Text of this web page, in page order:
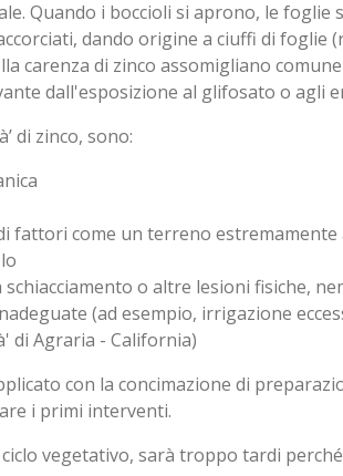
Quando i boccioli si aprono, le
dando origine a ciuffi di
carenza di zinco assomigliano
dall'esposizione al glifosato o agli
di zinco, sono:
fattori come un terreno
schiacciamento o altre lesioni fisiche,
(ad esempio, irrigazione
di Agraria - California)
con la concimazione di
i primi interventi.
vegetativo, sarà troppo tardi